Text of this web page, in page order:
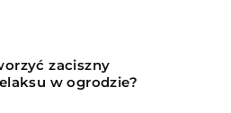
zaciszny
w ogrodzie?